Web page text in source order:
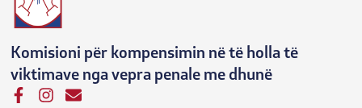
Komisioni për kompensimin në të holla të
viktimave nga vepra penale me dhunë
F
I
E